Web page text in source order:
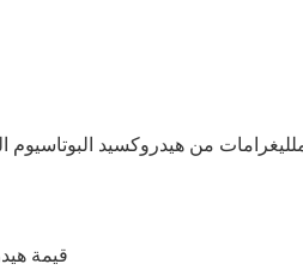
قيمة هيدروكسيل = 56100 /